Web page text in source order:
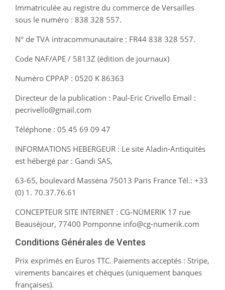
Immatriculée au registre du commerce de Versailles
sous le numéro : 838 328 557.
N° de TVA intracommunautaire : FR44 838 328 557.
Code NAF/APE / 5813Z (édition de journaux)
Numéro CPPAP : 0520 K 86363
Directeur de la publication : Paul-Eric Crivello Email :
pecrivello@gmail.com
Téléphone : 05 45 69 09 47
INFORMATIONS HEBERGEUR : Le site Aladin-Antiquités
est hébergé par : Gandi SAS,
63-65, boulevard Masséna 75013 Paris France Tél.: +33
(0) 1. 70.37.76.61
CONCEPTEUR SITE INTERNET : CG-NÜMERIK 17 rue
Beauséjour, 77400 Pomponne info@cg-numerik.com
Conditions Générales de Ventes
Prix exprimés en Euros TTC. Paiements acceptés : Stripe,
virements bancaires et chèques (uniquement banques
françaises).